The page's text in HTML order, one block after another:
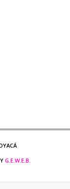
G.E.W.E.B.